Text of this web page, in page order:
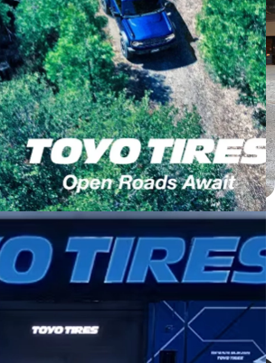
Honda CRV ติดตั้ง PROXES C2S